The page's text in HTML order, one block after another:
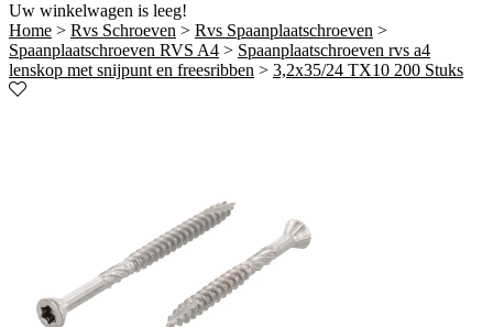
Uw winkelwagen is leeg!
Home > Rvs Schroeven > Rvs Spaanplaatschroeven >
Spaanplaatschroeven RVS A4 > Spaanplaatschroeven rvs a4
lenskop met snijpunt en freesribben > 3,2x35/24 TX10 200 Stuks